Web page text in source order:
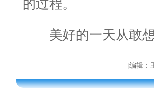
的过程。
美好的一天从敢想
[编辑：